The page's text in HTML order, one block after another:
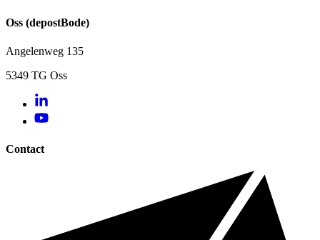
Oss (depostBode)
Angelenweg 135
5349 TG Oss
Contact